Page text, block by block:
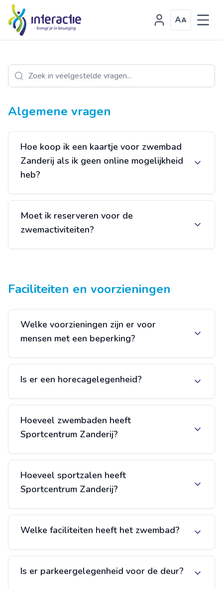
Algemene vragen
Hoe koop ik een kaartje voor zwembad
Zanderij als ik geen online mogelijkheid
heb?
Moet ik reserveren voor de
zwemactiviteiten?
Faciliteiten en voorzieningen
Welke voorzieningen zijn er voor
mensen met een beperking?
Is er een horecagelegenheid?
Hoeveel zwembaden heeft
Sportcentrum Zanderij?
Hoeveel sportzalen heeft
Sportcentrum Zanderij?
Welke faciliteiten heeft het zwembad?
Is er parkeergelegenheid voor de deur?